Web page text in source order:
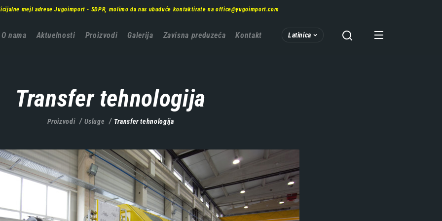
mejl adrese Jugoimport - SDPR, molimo da nas ubuduće kontaktirate na office@yugoimport.com
Главна
O nama Aktuelnosti Proizvodi Galerija Zavisna preduzeća Kontakt Latinica
Transfer tehnologija
Proizvodi Usluge Transfer tehnologija